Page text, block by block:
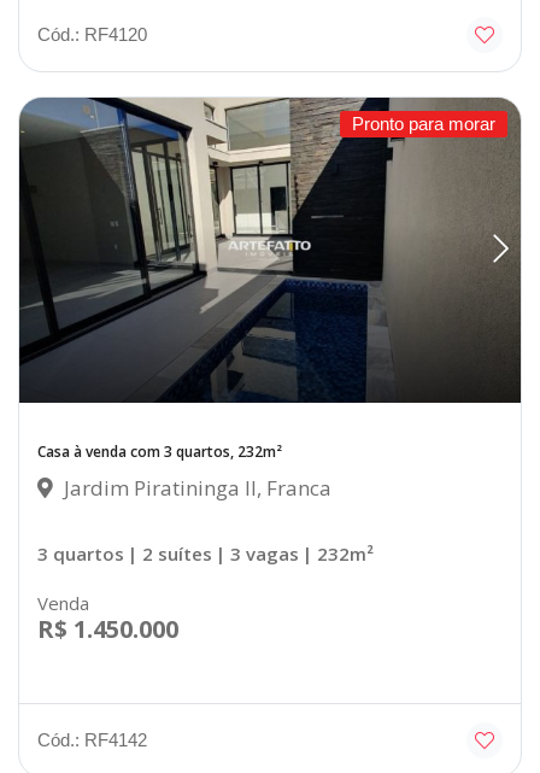
Cód.: RF4120
Pronto para morar
Casa à venda com 3 quartos, 232m²
Jardim Piratininga II, Franca
3 quartos | 2 suítes | 3 vagas | 232m²
Venda
R$ 1.450.000
Cód.: RF4142